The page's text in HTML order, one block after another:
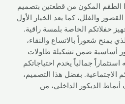
الطقم المكون من قطعتين بتصميم
والفلل، كما يعد الخيار الأول
حفلاتكم الخاصة بلمسة راقية.
يمنح شعوراً بالاتساع والنقاء،
أساسية ضمن تشكيلة طاولات
استثماراً جمالياً يخدم احتياجاتكم
الاجتماعية. بفضل هذا التصميم،
الديكور الداخلي، من